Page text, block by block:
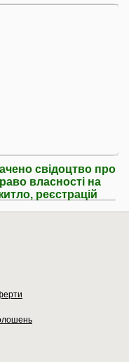
свідоцтво про
власності на
реєстрацій